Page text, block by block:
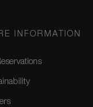
INFORMATION